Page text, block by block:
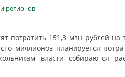
регионов
потратить 151,3 млн рублей
миллионов планируется
власти собираются